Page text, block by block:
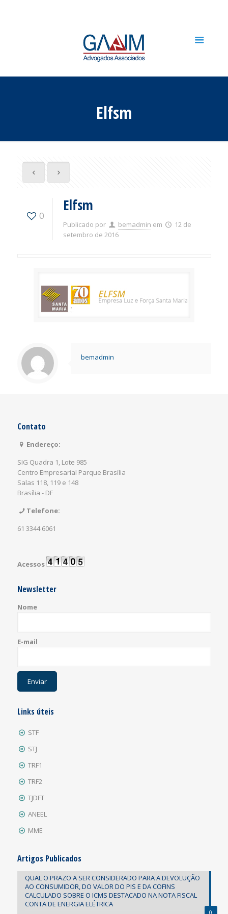
Elfsm
0
Elfsm
Publicado por bemadmin em
12 de
setembro de 2016
bemadmin
Contato
Endereço:
SIG Quadra 1, Lote 985
Centro Empresarial Parque Brasília
Salas 118, 119 e 148
Brasília - DF
Telefone:
61 3344 6061
Acessos
Newsletter
Nome
E-mail
Links úteis
STF
STJ
TRF1
TRF2
TJDFT
ANEEL
MME
Artigos Publicados
0
QUAL O PRAZO A SER CONSIDERADO PARA A DEVOLUÇÃO
AO CONSUMIDOR, DO VALOR DO PIS E DA COFINS
CALCULADO SOBRE O ICMS DESTACADO NA NOTA FISCAL
CONTA DE ENERGIA ELÉTRICA